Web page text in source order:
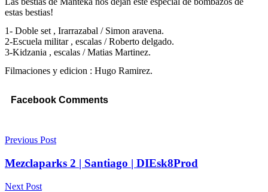
estas bestias!
1- Doble set , Irarrazabal / Simon aravena.
2-Escuela militar , escalas / Roberto delgado.
3-Kidzania , escalas / Matias Martinez.
Filmaciones y edicion : Hugo Ramirez.
Facebook Comments
Previous Post
Mezclaparks 2 | Santiago | DIEsk8Prod
Next Post